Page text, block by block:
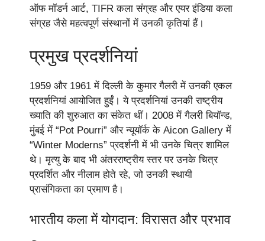
ऑफ मॉडर्न आर्ट, TIFR कला संग्रह और एयर इंडिया कला
संग्रह जैसे महत्वपूर्ण संस्थानों में उनकी कृतियां हैं।
प्रमुख प्रदर्शनियां
1959 और 1961 में दिल्ली के कुमार गैलरी में उनकी एकल
प्रदर्शनियां आयोजित हुईं। ये प्रदर्शनियां उनकी राष्ट्रीय
ख्याति की शुरुआत का संकेत थीं। 2008 में गैलरी बियॉन्ड,
मुंबई में “Pot Pourri” और न्यूयॉर्क के Aicon Gallery में
“Winter Moderns” प्रदर्शनी में भी उनके चित्र शामिल
थे। मृत्यु के बाद भी अंतरराष्ट्रीय स्तर पर उनके चित्र
प्रदर्शित और नीलाम होते रहे, जो उनकी स्थायी
प्रासंगिकता का प्रमाण है।
भारतीय कला में योगदान: विरासत और प्रभाव